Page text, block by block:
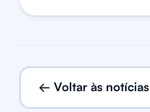
← Voltar às notícias